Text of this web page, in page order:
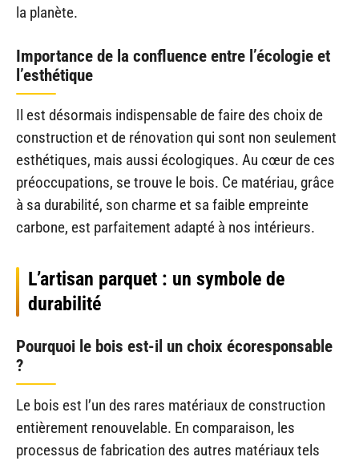
la planète.
Importance de la confluence entre l’écologie et
l’esthétique
Il est désormais indispensable de faire des choix de
construction et de rénovation qui sont non seulement
esthétiques, mais aussi écologiques. Au cœur de ces
préoccupations, se trouve le bois. Ce matériau, grâce
à sa durabilité, son charme et sa faible empreinte
carbone, est parfaitement adapté à nos intérieurs.
L’artisan parquet : un symbole de
durabilité
Pourquoi le bois est-il un choix écoresponsable
?
Le bois est l’un des rares matériaux de construction
entièrement renouvelable. En comparaison, les
processus de fabrication des autres matériaux tels